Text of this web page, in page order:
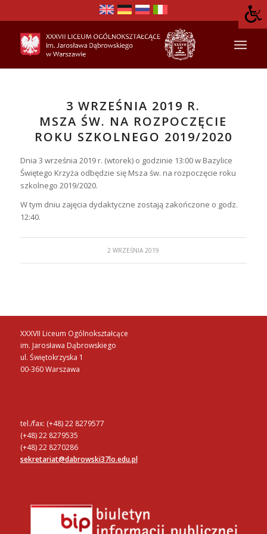
3 WRZEŚNIA 2019 R.
MSZA ŚW. NA ROZPOCZĘCIE
ROKU SZKOLNEGO 2019/2020
Dnia 3 września 2019 r. (wtorek) o godzinie 13:00 w Bazylice
Świętego Krzyża odbędzie się Msza św. na rozpoczęcie roku
szkolnego 2019/2020.
W tym dniu zajęcia dydaktyczne zostają zakończone o godz.
12:40.
2 WRZEŚNIA 2019
XXXVII Liceum Ogólnokształcące
im. Jarosława Dąbrowskiego
ul. Świętokrzyska 1
00-360 Warszawa
tel./fax: (+48) 22 8279577
(+48) 22 8279535
(+48) 22 8270286
sekretariat@dabrowski37lo.edu.pl